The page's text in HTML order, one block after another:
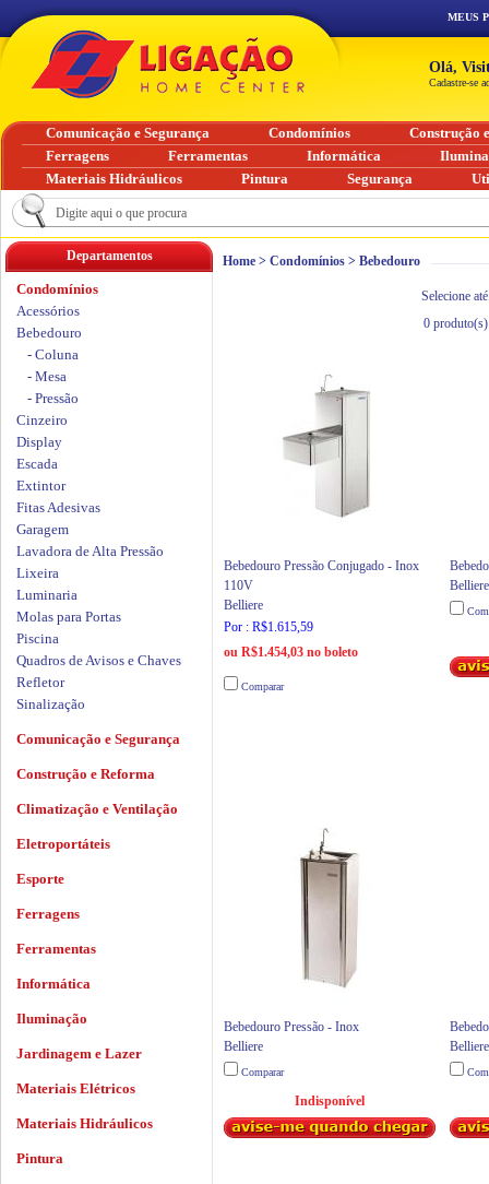
Home > Condomínios > Bebedouro
Selecione
0produto(s)
Bebedouro Pressão Conjugado - Inox
110V
Belliere
Por : R$1.615,59
ou R$1.454,03 no boleto
Comparar
Belliere
Bebedouro Pressão - Inox
Belliere
Comparar
Indisponível
Belliere
Departamentos
Condomínios
Acessórios
Bebedouro
- Coluna
- Mesa
- Pressão
Cinzeiro
Display
Escada
Extintor
Fitas Adesivas
Garagem
Lavadora de Alta Pressão
Lixeira
Luminaria
Molas para Portas
Piscina
Quadros de Avisos e Chaves
Refletor
Sinalização
Comunicação e Segurança
Construção e Reforma
Climatização e Ventilação
Eletroportáteis
Esporte
Ferragens
Ferramentas
Informática
Iluminação
Jardinagem e Lazer
Materiais Elétricos
Materiais Hidráulicos
Pintura
MEUS
Olá,
Cadastre-se
Comunicação e Segurança Condomínios
Construção
Ferragens
Ferramentas Informática
Materiais Hidráulicos
Pintura Segurança